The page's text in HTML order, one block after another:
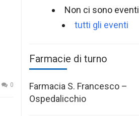
0
Non ci sono eventi
tutti gli eventi
Farmacie di turno
Farmacia S. Francesco –
Ospedalicchio